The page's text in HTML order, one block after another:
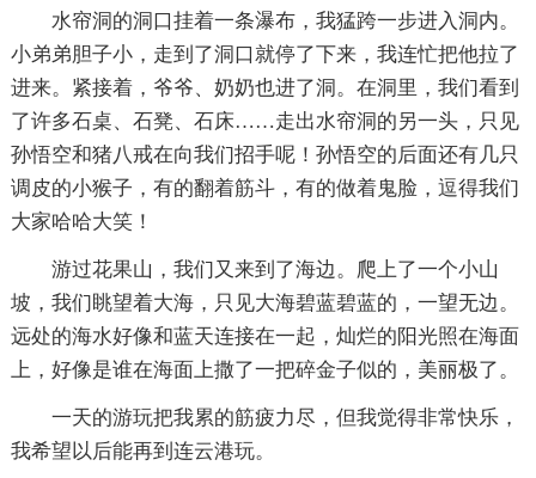
水帘洞的洞口挂着一条瀑布，我猛跨一步进入洞内。
小弟弟胆子小，走到了洞口就停了下来，我连忙把他拉了
进来。紧接着，爷爷、奶奶也进了洞。在洞里，我们看到
了许多石桌、石凳、石床……走出水帘洞的另一头，只见
孙悟空和猪八戒在向我们招手呢！孙悟空的后面还有几只
调皮的小猴子，有的翻着筋斗，有的做着鬼脸，逗得我们
大家哈哈大笑！
游过花果山，我们又来到了海边。爬上了一个小山
坡，我们眺望着大海，只见大海碧蓝碧蓝的，一望无边。
远处的海水好像和蓝天连接在一起，灿烂的阳光照在海面
上，好像是谁在海面上撒了一把碎金子似的，美丽极了。
一天的游玩把我累的筋疲力尽，但我觉得非常快乐，
我希望以后能再到连云港玩。